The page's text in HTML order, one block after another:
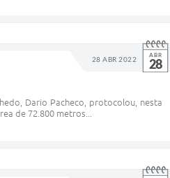
28 ABR 2022 ABR
28
Dario Pacheco, protocolou, nesta
de 72.800 metros...